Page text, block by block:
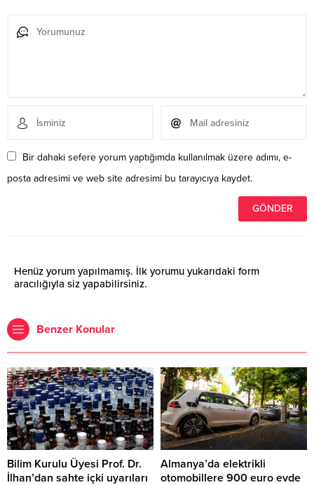
Bir dahaki sefere yorum yaptığımda kullanılmak üzere adımı, e-
posta adresimi ve web site adresimi bu tarayıcıya kaydet.
Henüz yorum yapılmamış. İlk yorumu yukarıdaki form
aracılığıyla siz yapabilirsiniz.
Benzer Konular
Bilim Kurulu Üyesi Prof. Dr.
İlhan’dan sahte içki uyarıları
Almanya’da elektrikli
otomobillere 900 euro evde